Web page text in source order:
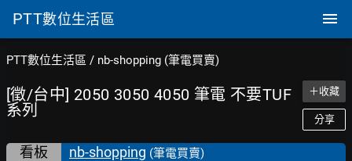
PTT數位生活區
PTT數位生活區 / nb-shopping (筆電買賣)
[徵/台中] 2050 3050 4050 筆電 不要TUF
系列
＋收藏
分享
看板 nb-shopping (筆電買賣)